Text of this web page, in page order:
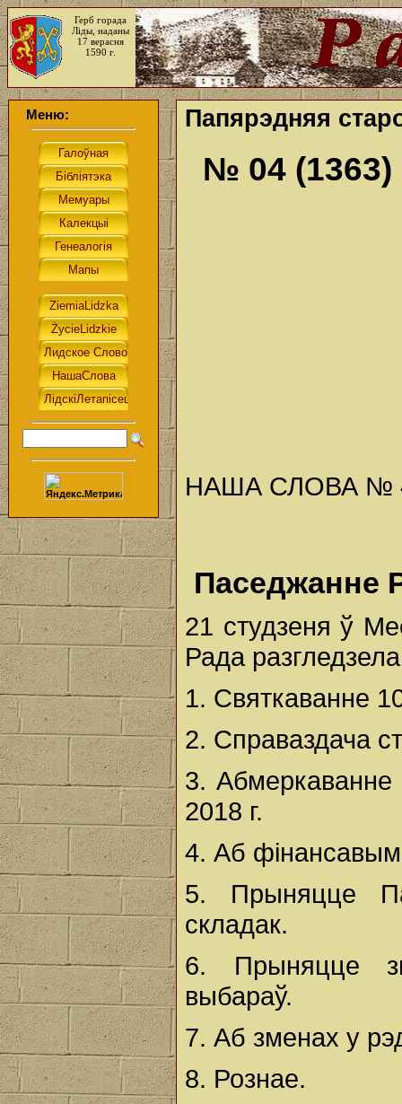
Герб горада
Ліды, наданы
17 верасня
1590 г.
Меню: Папярэдняя
№ 04 (1363)
НАША СЛОВА № 4
Паседжанне
21 студзеня ў
Рада
1. Святкаванне
2. Справаздача
3.
2018 г.
4. Аб фінансавым
5. Прыняцце
складак.
6. Прыняцце
выбараў.
7. Аб зменах у
8. Рознае.